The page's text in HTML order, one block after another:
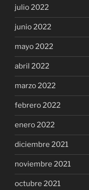
julio 2022
junio 2022
mayo 2022
abril 2022
marzo 2022
febrero 2022
enero 2022
diciembre 2021
noviembre 2021
octubre 2021